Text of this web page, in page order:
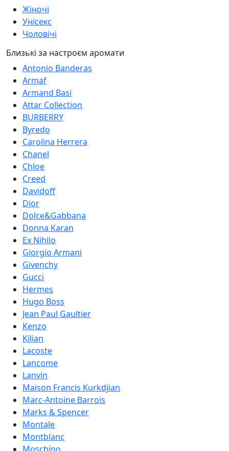
Жіночі
Унісекс
Чоловічі
Близькі за настроєм аромати
Antonio Banderas
Armaf
Armand Basi
Attar Collection
BURBERRY
Byredo
Carolina Herrera
Chanel
Chloe
Creed
Davidoff
Dior
Dolce&Gabbana
Donna Karan
Ex Nihilo
Giorgio Armani
Givenchy
Gucci
Hermes
Hugo Boss
Jean Paul Gaultier
Kenzo
Kilian
Lacoste
Lancome
Lanvin
Maison Francis Kurkdjian
Marc-Antoine Barrois
Marks & Spencer
Montale
Montblanc